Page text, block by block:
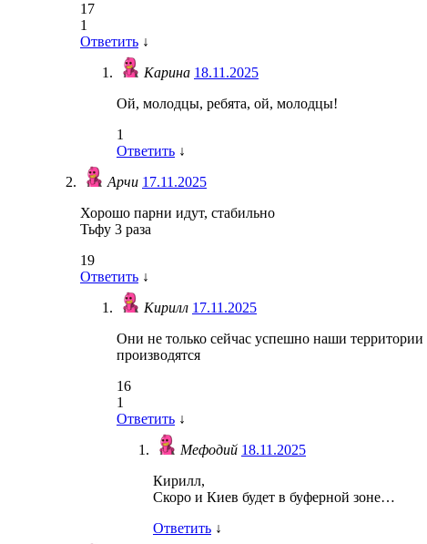
17
1
Ответить ↓
Карина 18.11.2025
Ой, молодцы, ребята, ой, молодцы!
1
Ответить ↓
Арчи 17.11.2025
Хорошо парни идут, стабильно
Тьфу 3 раза
19
Ответить ↓
Кирилл 17.11.2025
Они не только сейчас успешно наши
производятся
16
1
Ответить ↓
Мефодий 18.11.2025
Кирилл,
Скоро и Киев будет в буферной зоне…
Ответить ↓